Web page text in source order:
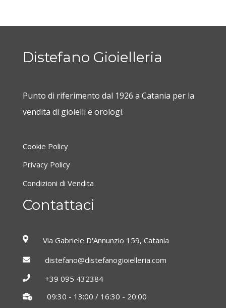
Distefano Gioielleria
Punto di riferimento dal 1926 a Catania per la
vendita di gioielli e orologi.
Cookie Policy
Privacy Policy
Condizioni di Vendita
Contattaci
Via Gabriele D'Annunzio 159, Catania
distefano@distefanogioielleria.com
+39 095 432384
09:30 - 13:00 / 16:30 - 20:00